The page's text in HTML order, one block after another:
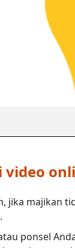
video
jika majikan
ponsel